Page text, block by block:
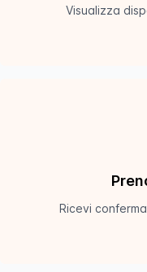
Visualizza
Ricevi